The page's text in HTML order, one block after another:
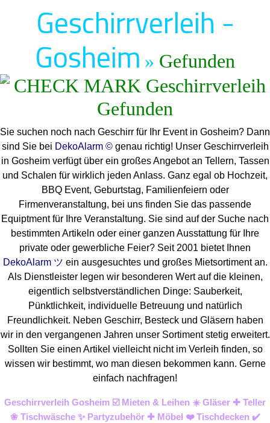
Geschirrverleih -
Gosheim » Gefunden
Sie suchen noch nach Geschirr für Ihr Event in Gosheim? Dann
sind Sie bei DekoAlarm ©genau richtig! Unser Geschirrverleih
in Gosheim verfügt über ein großes Angebot an Tellern, Tassen
und Schalen für wirklich jeden Anlass. Ganz egal ob Hochzeit,
BBQ Event, Geburtstag, Familienfeiern oder
Firmenveranstaltung, bei uns finden Sie das passende
Equiptment für Ihre Veranstaltung. Sie sind auf der Suche nach
bestimmten Artikeln oder einer ganzen Ausstattung für Ihre
private oder gewerbliche Feier? Seit 2001 bietet Ihnen
DekoAlarm ツ ein ausgesuchtes und großes Mietsortiment an.
Als Dienstleister legen wir besonderen Wert auf die kleinen,
eigentlich selbstverständlichen Dinge: Sauberkeit,
Pünktlichkeit, individuelle Betreuung und natürlich
Freundlichkeit. Neben Geschirr, Besteck und Gläsern haben
wir in den vergangenen Jahren unser Sortiment stetig erweitert.
Sollten Sie einen Artikel vielleicht nicht im Verleih finden, so
wissen wir bestimmt, wo man diesen bekommen kann. Gerne
einfach nachfragen!
Geschirrverleih Gosheim ☑️ Mieten & Leihen ☀️ Gläser ✚ Teller
❀ Tischwäsche ✨ Partyzubehör ✚ Möbel ❤️ Tischdecken ✔️